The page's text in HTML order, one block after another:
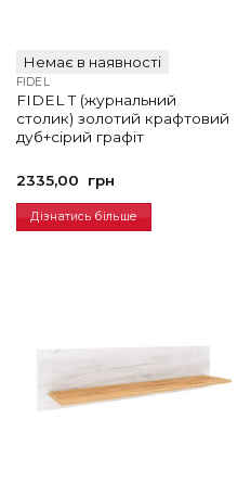
Немає в наявності
FIDEL
FIDEL T (журнальний
столик) золотий крафтовий
дуб+сірий графіт
2335,00 грн
Дізнатись більше